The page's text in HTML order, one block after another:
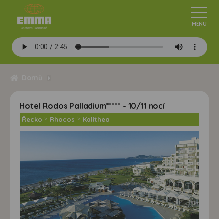
Hotel Rodos Palladium***** - 10/11 nocí
Řecko > Rhodos > Kalithea